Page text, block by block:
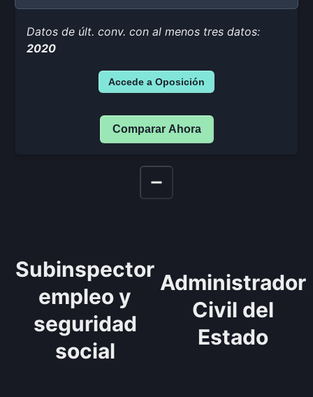
Datos de últ. conv. con al menos tres datos:
2020
Accede a Oposición
Comparar Ahora
Subinspector
empleo y
seguridad
social
Administrador
Civil del
Estado